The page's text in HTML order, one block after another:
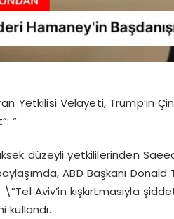
Yetkilisi Velayeti, Trump’ın
“
düzeyli yetkililerinden
ABD Başkanı
Aviv’in kışkırtmasıyla
kullandı.